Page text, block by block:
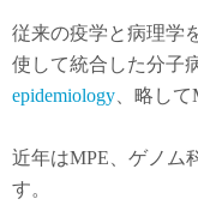
従来の疫学と病理学
使して統合した分子
epidemiology 、略し
近年はMPE 、ゲノ
す。